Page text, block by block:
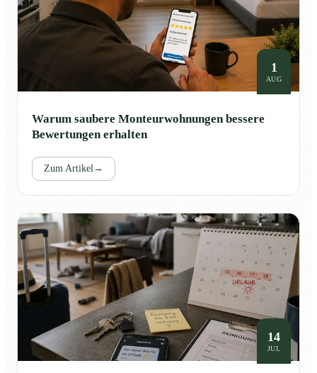
1
AUG
Warum saubere Monteurwohnungen bessere
Bewertungen erhalten
Zum Artikel→
14
JUL